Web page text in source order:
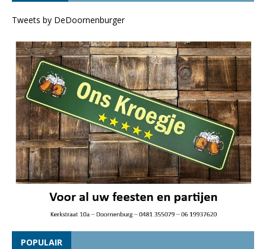
Tweets by DeDoornenburger
POPULAIR